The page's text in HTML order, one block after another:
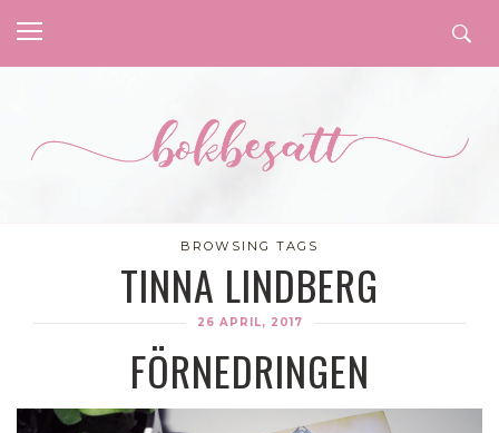
BROWSING TAGS
TINNA LINDBERG
26 APRIL, 2017
FÖRNEDRINGEN